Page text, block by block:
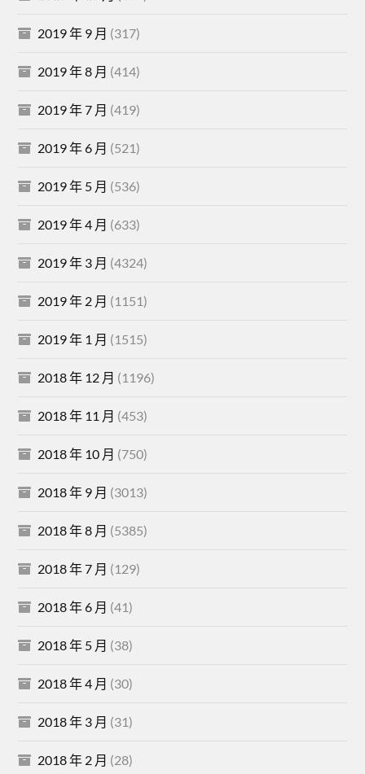
2019 年 9 月 (317)
2019 年 8 月 (414)
2019 年 7 月 (419)
2019 年 6 月 (521)
2019 年 5 月 (536)
2019 年 4 月 (633)
2019 年 3 月 (4324)
2019 年 2 月 (1151)
2019 年 1 月 (1515)
2018 年 12 月 (1196)
2018 年 11 月 (453)
2018 年 10 月 (750)
2018 年 9 月 (3013)
2018 年 8 月 (5385)
2018 年 7 月 (129)
2018 年 6 月 (41)
2018 年 5 月 (38)
2018 年 4 月 (30)
2018 年 3 月 (31)
2018 年 2 月 (28)